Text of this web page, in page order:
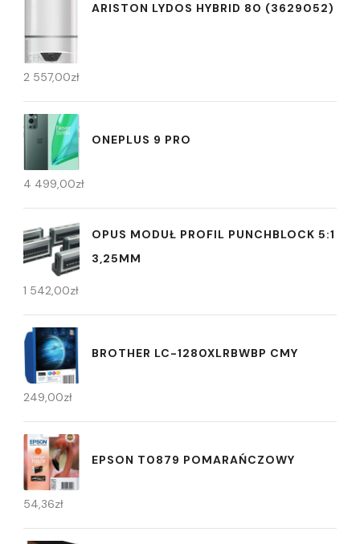
ARISTON LYDOS HYBRID 80 (3629052)
2 557,00zł
ONEPLUS 9 PRO
4 499,00zł
OPUS MODUŁ PROFIL PUNCHBLOCK 5:1
3,25MM
1 542,00zł
BROTHER LC-1280XLRBWBP CMY
249,00zł
EPSON T0879 POMARAŃCZOWY
54,36zł